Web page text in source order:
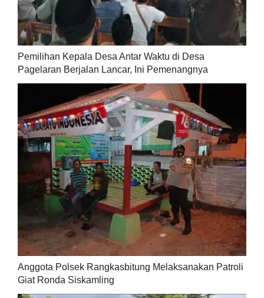
Pemilihan Kepala Desa Antar Waktu di Desa
Pagelaran Berjalan Lancar, Ini Pemenangnya
Anggota Polsek Rangkasbitung Melaksanakan Patroli
Giat Ronda Siskamling